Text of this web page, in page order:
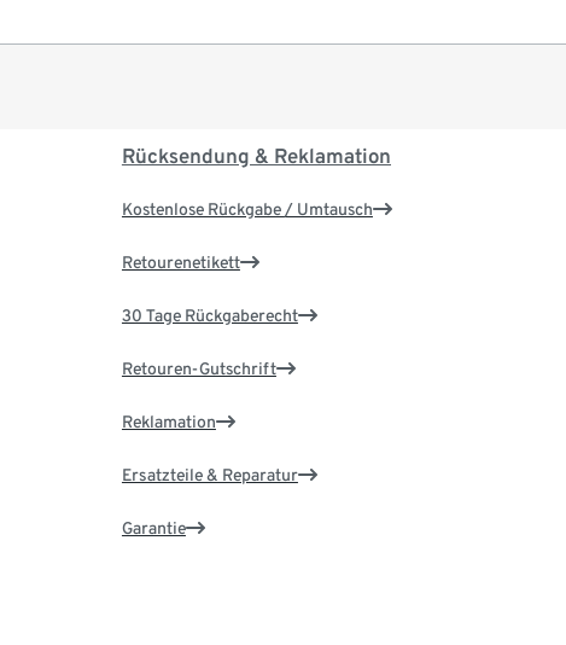
Rücksendung & Reklamation
Kostenlose Rückgabe / Umtausch
Retourenetikett
30 Tage Rückgaberecht
Retouren-Gutschrift
Reklamation
Ersatzteile & Reparatur
Garantie